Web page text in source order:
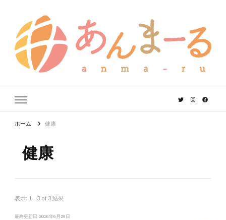
ホーム 健康
健康
表示: 1 - 3 of 3 結果
最終更新日 2026年6月29日